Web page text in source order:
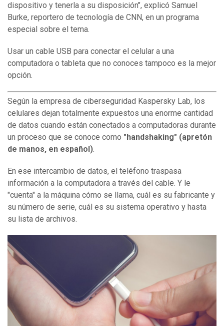
dispositivo y tenerla a su disposición", explicó Samuel
Burke, reportero de tecnología de CNN, en un programa
especial sobre el tema.
Usar un cable USB para conectar el celular a una
computadora o tableta que no conoces tampoco es la mejor
opción.
Según la empresa de ciberseguridad Kaspersky Lab, los
celulares dejan totalmente expuestos una enorme cantidad
de datos cuando están conectados a computadoras durante
un proceso que se conoce como "handshaking" (apretón
de manos, en español).
En ese intercambio de datos, el teléfono traspasa
información a la computadora a través del cable. Y le
"cuenta" a la máquina cómo se llama, cuál es su fabricante y
su número de serie, cuál es su sistema operativo y hasta
su lista de archivos.